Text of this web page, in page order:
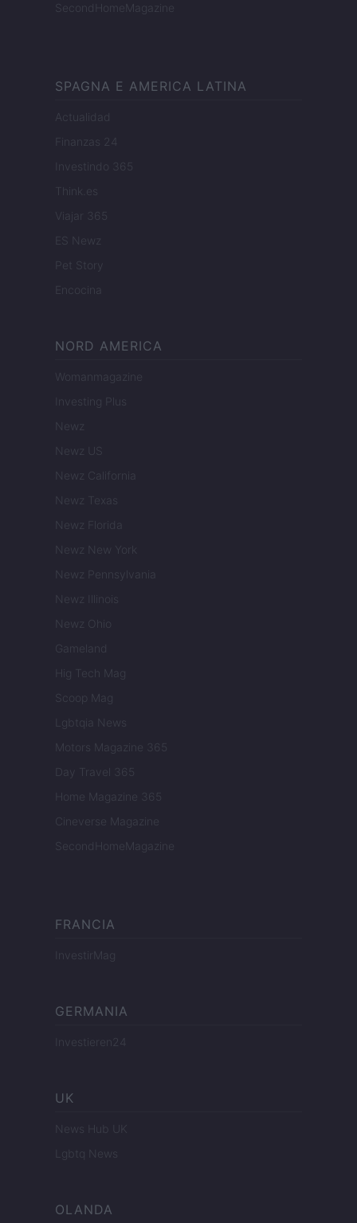
SecondHomeMagazine
SPAGNA E AMERICA LATINA
Actualidad
Finanzas 24
Investindo 365
Think.es
Viajar 365
ES Newz
Pet Story
Encocina
NORD AMERICA
Womanmagazine
Investing Plus
Newz
Newz US
Newz California
Newz Texas
Newz Florida
Newz New York
Newz Pennsylvania
Newz Illinois
Newz Ohio
Gameland
Hig Tech Mag
Scoop Mag
Lgbtqia News
Motors Magazine 365
Day Travel 365
Home Magazine 365
Cineverse Magazine
SecondHomeMagazine
FRANCIA
InvestirMag
GERMANIA
Investieren24
UK
News Hub UK
Lgbtq News
OLANDA